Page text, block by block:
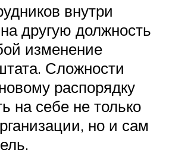
внутри
другую должность
изменение
Сложности
распорядку
на себе не только
но и сам